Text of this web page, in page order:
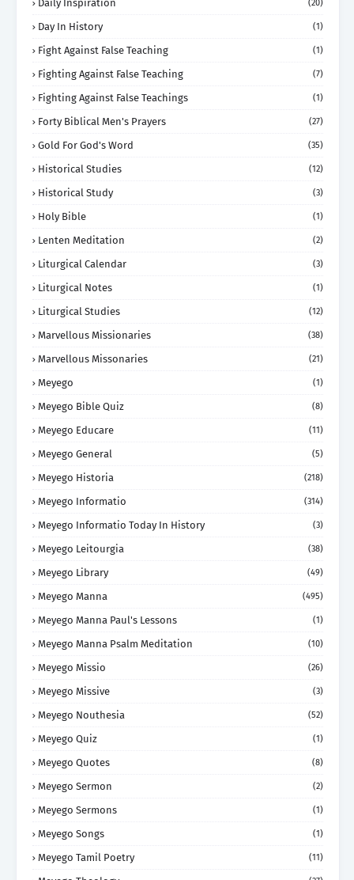
Daily Inspiration (20)
Day In History (1)
Fight Against False Teaching (1)
Fighting Against False Teaching (7)
Fighting Against False Teachings (1)
Forty Biblical Men's Prayers (27)
Gold For God's Word (35)
Historical Studies (12)
Historical Study (3)
Holy Bible (1)
Lenten Meditation (2)
Liturgical Calendar (3)
Liturgical Notes (1)
Liturgical Studies (12)
Marvellous Missionaries (38)
Marvellous Missonaries (21)
Meyego (1)
Meyego Bible Quiz (8)
Meyego Educare (11)
Meyego General (5)
Meyego Historia (218)
Meyego Informatio (314)
Meyego Informatio Today In History (3)
Meyego Leitourgia (38)
Meyego Library (49)
Meyego Manna (495)
Meyego Manna Paul's Lessons (1)
Meyego Manna Psalm Meditation (10)
Meyego Missio (26)
Meyego Missive (3)
Meyego Nouthesia (52)
Meyego Quiz (1)
Meyego Quotes (8)
Meyego Sermon (2)
Meyego Sermons (1)
Meyego Songs (1)
Meyego Tamil Poetry (11)